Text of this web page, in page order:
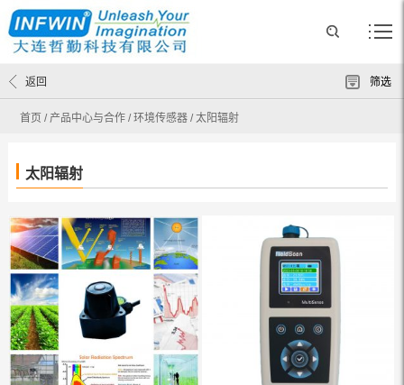
首页 / 产品中心与合作 /环境传感器 /太阳辐射
返回 筛选
太阳辐射